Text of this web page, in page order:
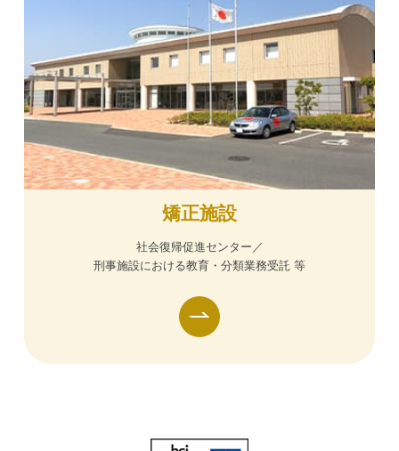
矯正施設
社会復帰促進センター／
刑事施設における教育・分類業務受託 等